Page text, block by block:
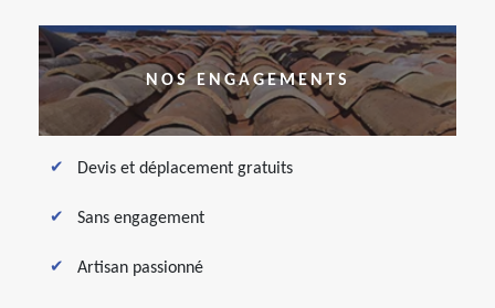
NOS ENGAGEMENTS
Devis et déplacement gratuits
Sans engagement
Artisan passionné